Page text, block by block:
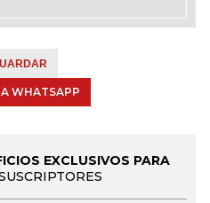
WHATSAPP
EXCLUSIVOS PARA